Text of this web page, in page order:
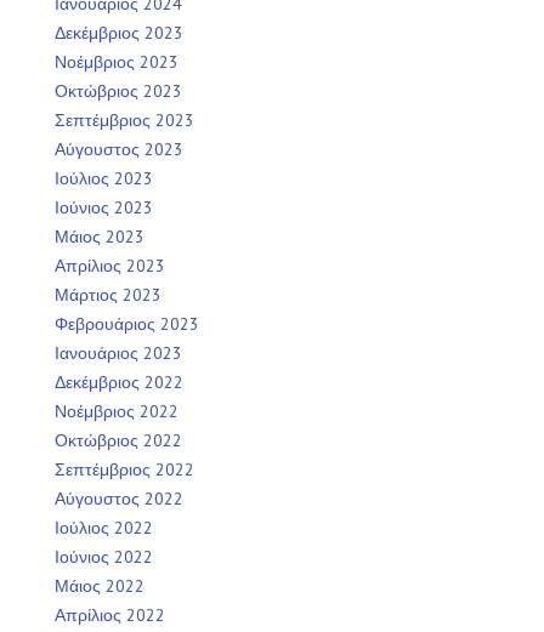
Δεκέμβριος 2023
Νοέμβριος 2023
Οκτώβριος 2023
Σεπτέμβριος 2023
Αύγουστος 2023
Ιούλιος 2023
Ιούνιος 2023
Μάιος 2023
Απρίλιος 2023
Μάρτιος 2023
Φεβρουάριος 2023
Ιανουάριος 2023
Δεκέμβριος 2022
Νοέμβριος 2022
Οκτώβριος 2022
Σεπτέμβριος 2022
Αύγουστος 2022
Ιούλιος 2022
Ιούνιος 2022
Μάιος 2022
Απρίλιος 2022